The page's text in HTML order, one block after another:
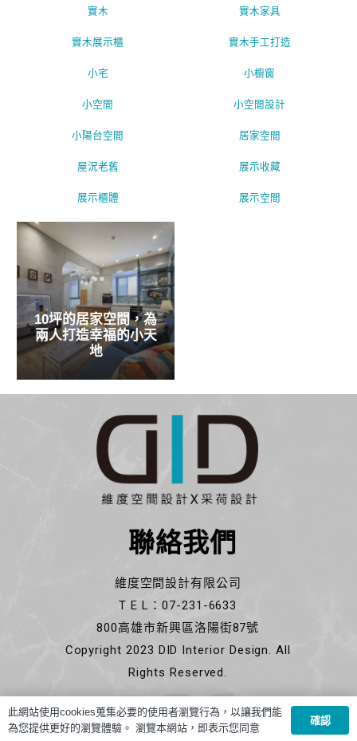
實木 實木家具
實木展示櫃 實木手工打造
小宅 小櫥窗
小空間 小空間設計
小陽台空間 居家空間
屋況老舊 展示收藏
展示櫃體 展示空間
10坪的居家空間，為
兩人打造幸福的小天
地
聯絡我們
維度空間設計有限公司
T E L：07-231-6633
800高雄市新興區洛陽街87號
Copyright 2023 DID Interior Design. All
Rights Reserved.
此網站使用cookies蒐集必要的使用者瀏覽行為，以讓我們能
為您提供更好的瀏覽體驗。 瀏覽本網站，即表示您同意
確認